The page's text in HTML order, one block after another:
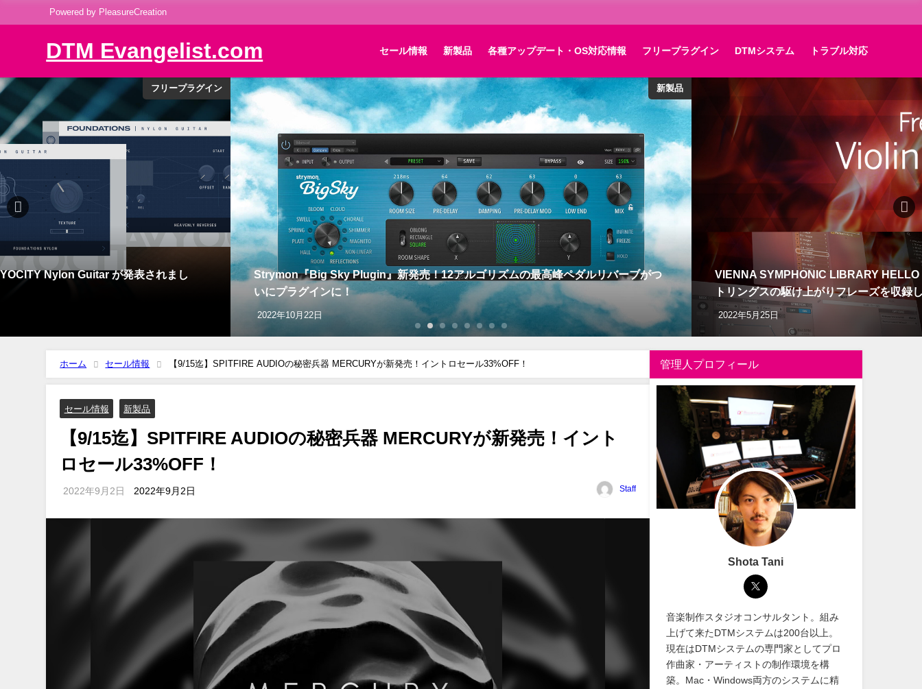
Powered by PleasureCreation
DTM Evangelist.com セール情報 新製品 各種アップデート・OS対応情報 フリープラグイン DTMシステム トラブル対応
新製品
ゴリズムの最高峰ペダルリバーブがつ
フリープラグイン
VIENNA SYMPHONIC LIBRARY HELLO FREE INSTRUMENTS: VIOLIN RUNS ス
トリングスの駆け上がりフレーズを収録した駆け上がり音源がフリーで登場！
2022年5月25日
【10/31迄延長！】IK Multimedia 人気製
大75%OFF！
2022年10月14日
ホーム セール情報 【9/15迄】SPITFIRE AUDIOの秘密兵器 MERCURYが新発売！イントロセール33%OFF！
セール情報 新製品
【9/15迄】SPITFIRE AUDIOの秘密兵器 MERCURYが新発売！イント
ロセール33%OFF！
2022年9月2日 2022年9月2日 Staff
管理人プロフィール
Shota Tani
音楽制作スタジオコンサルタント。組み
上げて来たDTMシステムは200台以上。
現在はDTMシステムの専門家としてプロ
作曲家・アーティストの制作環境を構
築。Mac・Windows両方のシステムに精